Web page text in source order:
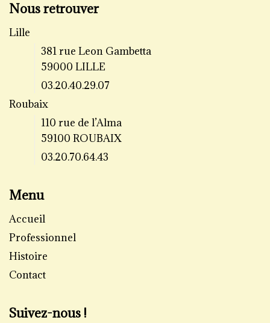
Nous retrouver
Lille
381 rue Leon Gambetta
59000 LILLE
03.20.40.29.07
Roubaix
110 rue de l’Alma
59100 ROUBAIX
03.20.70.64.43
Menu
Accueil
Professionnel
Histoire
Contact
Suivez-nous !